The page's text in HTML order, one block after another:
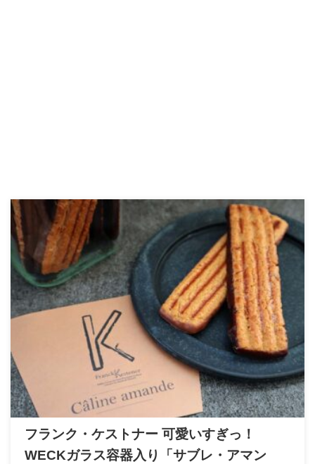
フランク・ケストナー 可愛いすぎっ！
WECKガラス容器入り「サブレ・アマン